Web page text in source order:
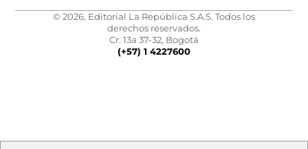
© 2026, Editorial La República S.A.S. Todos los
derechos reservados.
Cr. 13a 37-32, Bogotá
(+57) 1 4227600